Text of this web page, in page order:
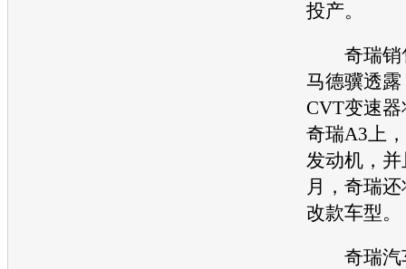
投产。
奇瑞销
马德骥透
CVT变速
奇瑞A3上
发动机 ，
月， 奇瑞还
改款车型。
奇瑞汽